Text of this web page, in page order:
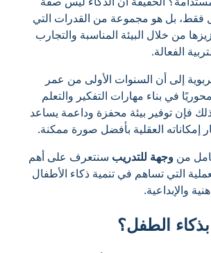
فقط، بل هو مجموعة من القدرات التي
من خلال البيئة المناسبة والتجارب
الفعالة.
إلى أن السنوات الأولى من عمر
في بناء مهارات التفكير والتعلم
فإن توفير بيئة محفزة وداعمة يساعد
إمكاناته العقلية بأفضل صورة ممكنة.
من وجهة للتدريب سنتعرف على أهم
التي تساهم في تنمية ذكاء الأطفال
والإبداعية.
الطفل؟